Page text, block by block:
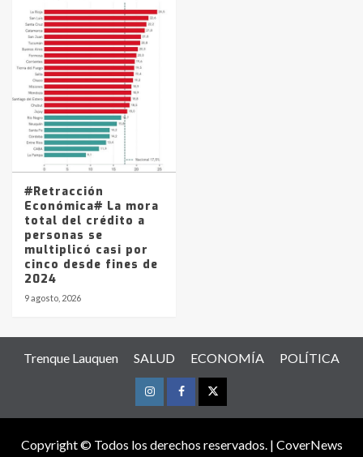
#Retracción
Económica# La mora
total del crédito a
personas se
multiplicó casi por
cinco desde fines de
2024
9 agosto, 2026
Trenque Lauquen SALUD ECONOMÍA POLÍTICA
InstagramFacebookTwitter
Copyright © Todos los derechos reservados. | CoverNews